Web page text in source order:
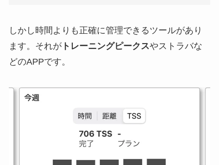
しかし時間よりも正確に管理できるツールがあり
ます。それがトレーニングピークスやストラバな
どのAPPです。